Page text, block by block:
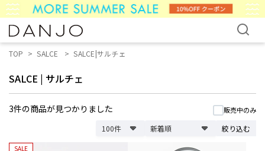
TOP SALCE SALCE|サルチェ
SALCE | サルチェ
3件の商品が見つかりました 販売中のみ
絞り込む
SALE